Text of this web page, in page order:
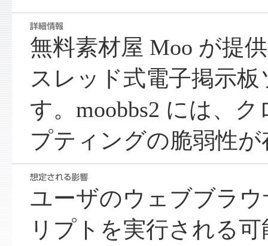
無料素材屋 Moo が提
スレッド式電子掲示
す。moobbs2 には、
プティングの脆弱性
ユーザのウェブブラ
リプトを実行される